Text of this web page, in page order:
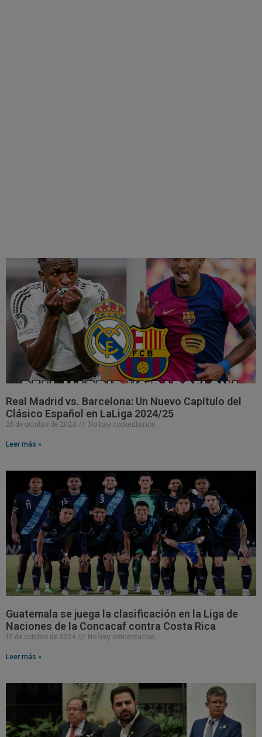
Real Madrid vs. Barcelona: Un Nuevo Capítulo del
Clásico Español en LaLiga 2024/25
26 de octubre de 2024 No hay comentarios
Leer más »
Guatemala se juega la clasificación en la Liga de
Naciones de la Concacaf contra Costa Rica
15 de octubre de 2024 No hay comentarios
Leer más »